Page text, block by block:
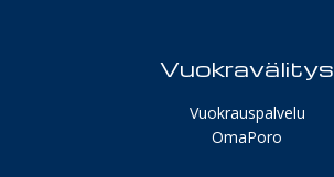
Vuokravälitys
Vuokrauspalvelu
OmaPoro